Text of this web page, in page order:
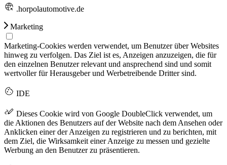
.horpolautomotive.de
Marketing
Marketing-Cookies werden verwendet, um Benutzer über Websites
hinweg zu verfolgen. Das Ziel ist es, Anzeigen anzuzeigen, die für
den einzelnen Benutzer relevant und ansprechend sind und somit
wertvoller für Herausgeber und Werbetreibende Dritter sind.
IDE
Dieses Cookie wird von Google DoubleClick verwendet, um
die Aktionen des Benutzers auf der Website nach dem Ansehen oder
Anklicken einer der Anzeigen zu registrieren und zu berichten, mit
dem Ziel, die Wirksamkeit einer Anzeige zu messen und gezielte
Werbung an den Benutzer zu präsentieren.